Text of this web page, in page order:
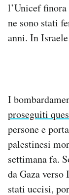
l’Unicef
ne sono stati
anni. In
I
proseguiti
persone e
palestinesi
settimana fa.
da Gaza
stati uccisi,